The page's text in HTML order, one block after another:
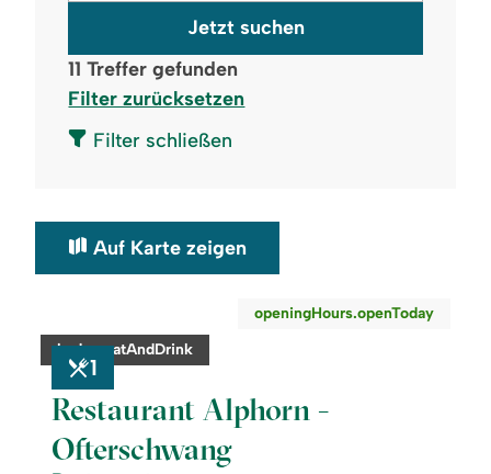
Jetzt suchen
11 Treffer gefunden
Filter zurücksetzen
Filter schließen
Auf Karte zeigen
category:
badge.eatAndDrink
openingHours.openToday
1
Restaurant Alphorn -
Ofterschwang
readmore:
Alphorn
Ofterschwang